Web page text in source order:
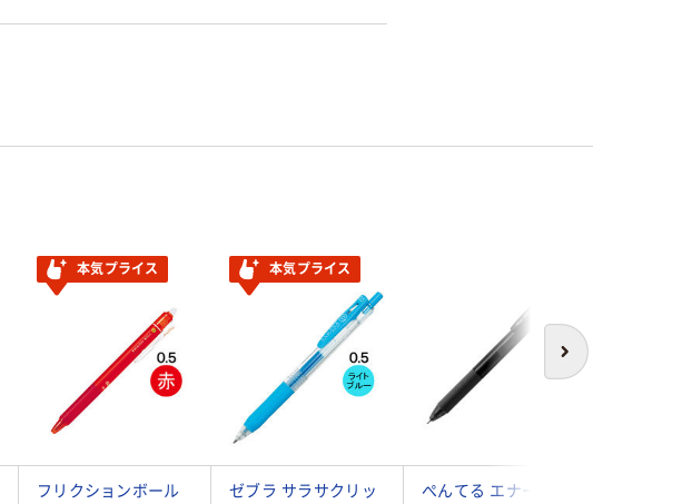
次へ
本気プライス 本気プライス
フリクションボール
ゼブラ サラサクリッ
ぺんてる エナージェ